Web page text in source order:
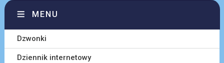
MENU
Dzwonki
Dziennik internetowy